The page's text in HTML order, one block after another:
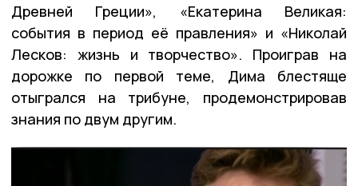
Древней Греции», «Екатерина Великая:
события в период её правления» и «Николай
Лесков: жизнь и творчество». Проиграв на
дорожке по первой теме, Дима блестяще
отыгрался на трибуне, продемонстрировав
знания по двум другим.